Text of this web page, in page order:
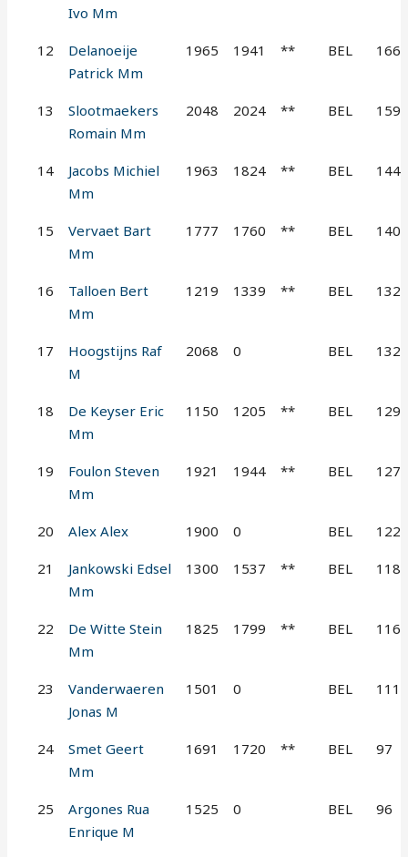
Ivo Mm
12
Delanoeije
Patrick Mm
1965 1941 ** BEL 166
13
Slootmaekers
Romain Mm
2048 2024 ** BEL 159
14
Jacobs Michiel
Mm
1963 1824 ** BEL 144
15
Vervaet Bart
Mm
1777 1760 ** BEL 140
16
Talloen Bert
Mm
1219 1339 ** BEL 132
17
Hoogstijns Raf
M
2068 0 BEL 132
18
De Keyser Eric
Mm
1150 1205 ** BEL 129
19
Foulon Steven
Mm
1921 1944 ** BEL 127
20 Alex Alex 1900 0 BEL 122
21
Jankowski Edsel
Mm
1300 1537 ** BEL 118
22
De Witte Stein
Mm
1825 1799 ** BEL 116
23
Vanderwaeren
Jonas M
1501 0 BEL 111
24
Smet Geert
Mm
1691 1720 ** BEL 97
25
Argones Rua
Enrique M
1525 0 BEL 96